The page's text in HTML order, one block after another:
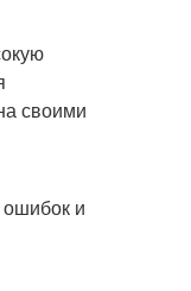
своими
и